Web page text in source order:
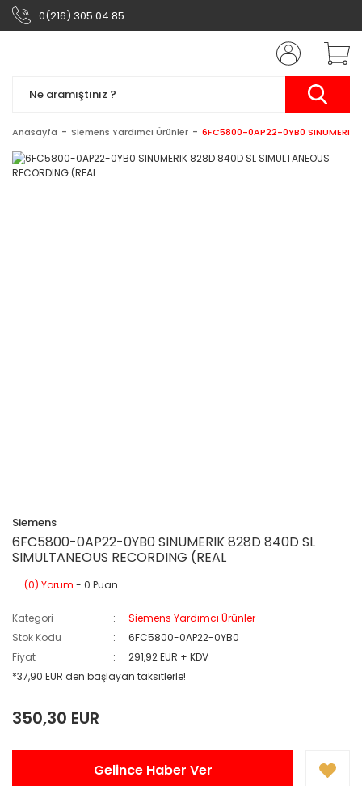
0(216) 305 04 85
Anasayfa Siemens Yardımcı Ürünler 6FC5800-0AP22-0YB0 SINUMERIK
Siemens
6FC5800-0AP22-0YB0 SINUMERIK 828D 840D SL
SIMULTANEOUS RECORDING (REAL
(0) Yorum - 0 Puan
Kategori
Siemens Yardımcı Ürünler
Stok Kodu
6FC5800-0AP22-0YB0
Fiyat
291,92 EUR + KDV
*37,90 EUR den başlayan taksitlerle!
350,30 EUR
Gelince Haber Ver